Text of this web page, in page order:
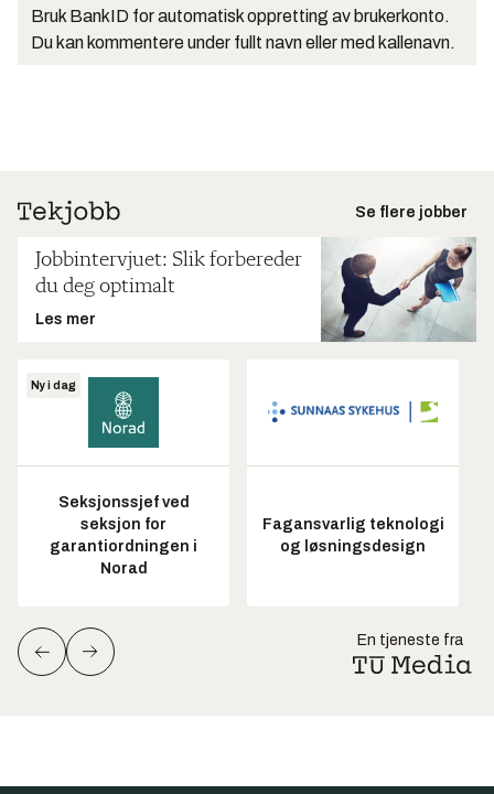
Bruk BankID for automatisk oppretting av brukerkonto.
Du kan kommentere under fullt navn eller med kallenavn.
Se flere jobber
Jobbintervjuet: Slik forbereder
du deg optimalt
Les mer
Ny i dag
Seksjonssjef ved
seksjon for
garantiordningen i
Norad
Fagansvarlig teknologi
og løsningsdesign
En tjeneste fra